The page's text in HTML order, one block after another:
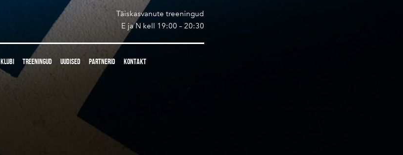
Täiskasvanute treeningud
E ja N kell 19:00 – 20:30
KLUBI TREENINGUD UUDISED PARTNERID KONTAKT